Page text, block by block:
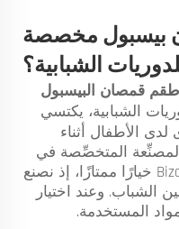
بيسبول مخصصة
الشبابية؟
قمصان البيسبول
الشبابية، يكتسي
لدى الأطفال أثناء
المصنِّعة المتخصِّصة في
معدات الرياضة. وتُعتبر شركة Bizarre خيارًا ممتازًا، إذ نصنع
الشباب. وعند اختيار
المستخدمة.